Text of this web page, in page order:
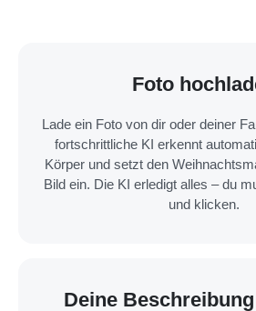
Foto
Lade ein Foto von dir oder deiner
fortschrittliche KI erkennt
Körper und setzt den
Bild ein. Die KI erledigt alles – du
und klicken.
Deine